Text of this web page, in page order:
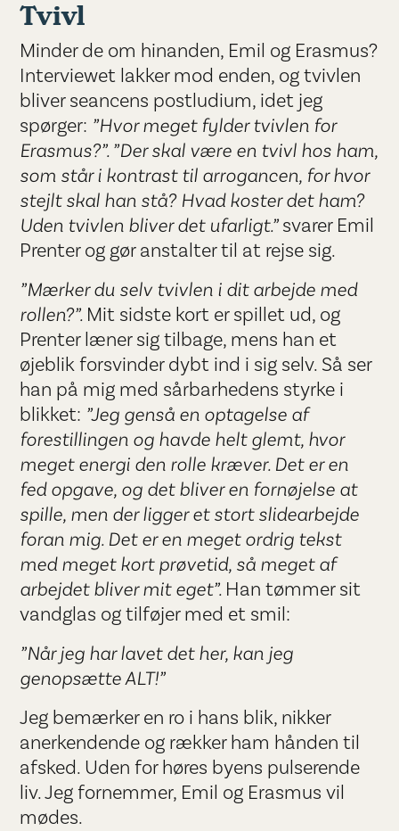
Tvivl
Minder de om hinanden, Emil og Erasmus?
Interviewet lakker mod enden, og tvivlen
bliver seancens postludium, idet jeg
spørger: ”Hvor meget fylder tvivlen for
Erasmus?”. ”Der skal være en tvivl hos ham,
som står i kontrast til arrogancen, for hvor
stejlt skal han stå? Hvad koster det ham?
Uden tvivlen bliver det ufarligt.”svarer Emil
Prenter og gør anstalter til at rejse sig.
”Mærker du selv tvivlen i dit arbejde med
rollen?”. Mit sidste kort er spillet ud, og
Prenter læner sig tilbage, mens han et
øjeblik forsvinder dybt ind i sig selv. Så ser
han på mig med sårbarhedens styrke i
blikket: ”Jeg genså en optagelse af
forestillingen og havde helt glemt, hvor
meget energi den rolle kræver. Det er en
fed opgave, og det bliver en fornøjelse at
spille, men der ligger et stort slidearbejde
foran mig. Det er en meget ordrig tekst
med meget kort prøvetid, så meget af
arbejdet bliver mit eget”. Han tømmer sit
vandglas og tilføjer med et smil:
”Når jeg har lavet det her, kan jeg
genopsætte ALT!”
Jeg bemærker en ro i hans blik, nikker
anerkendende og rækker ham hånden til
afsked. Uden for høres byens pulserende
liv. Jeg fornemmer, Emil og Erasmus vil
mødes.